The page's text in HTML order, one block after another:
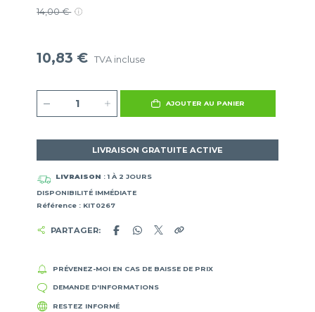
14,00 €
10,83 € TVA incluse
AJOUTER AU PANIER
LIVRAISON GRATUITE ACTIVE
LIVRAISON : 1 À 2 JOURS
DISPONIBILITÉ IMMÉDIATE
Référence : KIT0267
PARTAGER:
PRÉVENEZ-MOI EN CAS DE BAISSE DE PRIX
DEMANDE D'INFORMATIONS
RESTEZ INFORMÉ